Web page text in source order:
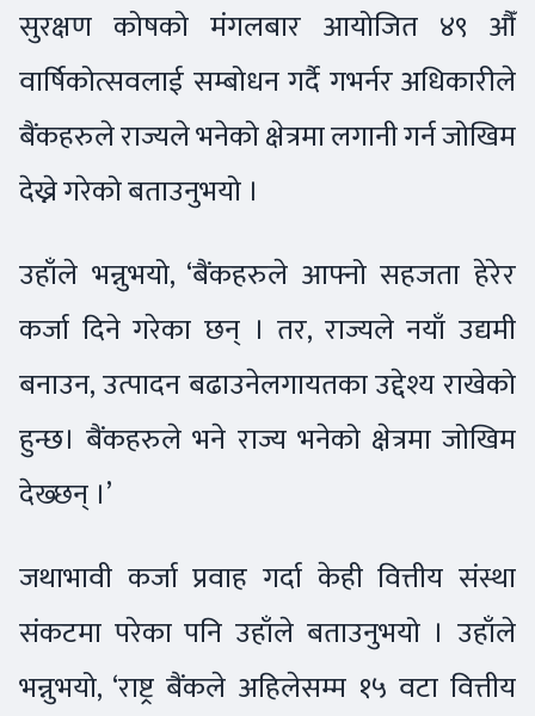
सुरक्षण कोषको मंगलबार आयोजित ४९ औँ
वार्षिकोत्सवलाई सम्बोधन गर्दै गभर्नर अधिकारीले
बैंकहरुले राज्यले भनेको क्षेत्रमा लगानी गर्न जोखिम
देख्ने गरेको बताउनुभयो ।
उहाँले भन्नुभयो, ‘बैंकहरुले आफ्नो सहजता हेरेर
कर्जा दिने गरेका छन् । तर, राज्यले नयाँ उद्यमी
बनाउन, उत्पादन बढाउनेलगायतका उद्देश्य राखेको
हुन्छ। बैंकहरुले भने राज्य भनेको क्षेत्रमा जोखिम
देख्छन् ।’
जथाभावी कर्जा प्रवाह गर्दा केही वित्तीय संस्था
संकटमा परेका पनि उहाँले बताउनुभयो । उहाँले
भन्नुभयो, ‘राष्ट्र बैंकले अहिलेसम्म १५ वटा वित्तीय